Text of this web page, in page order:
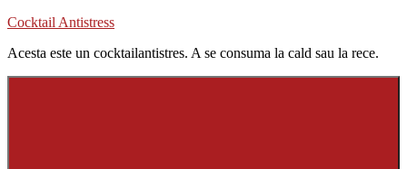
Skip
content
Cocktail Antistress
Acesta este un cocktailantistres. A se consuma la cald sau la rece.